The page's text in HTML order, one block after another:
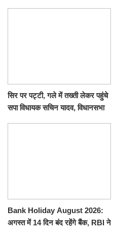
सिर पर पट्टी, गले में तख्ती लेकर पहुंचे
सपा विधायक सचिन यादव, विधानसभा
Bank Holiday August 2026:
अगस्त में 14 दिन बंद रहेंगे बैंक, RBI ने